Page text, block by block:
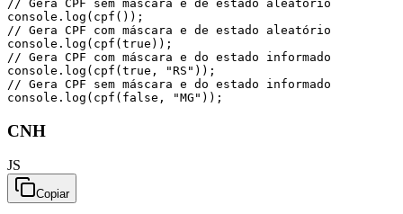
// Gera CPF sem máscara e de estado aleatório
console . log ( cpf ( ) ) ;
// Gera CPF com máscara e de estado aleatório
console . log ( cpf ( true ) ) ;
// Gera CPF com máscara e do estado informado
console . log ( cpf ( true , "RS" ) ) ;
// Gera CPF sem máscara e do estado informado
console . log ( cpf ( false , "MG" ) ) ;
CNH
JS
Copiar